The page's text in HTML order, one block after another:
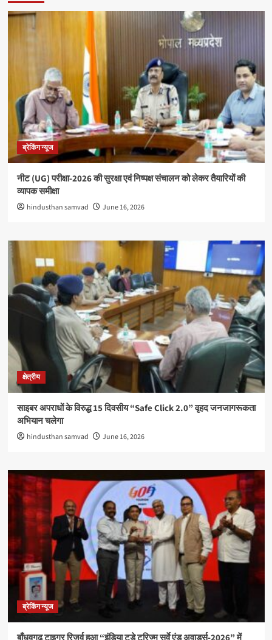
ब्रेकिंग न्यूज
नीट (UG) परीक्षा-2026 की सुरक्षा एवं निष्पक्ष संचालन को लेकर तैयारियों की
व्यापक समीक्षा
hindusthan samvad June 16, 2026
क्षेत्रीय
साइबर अपराधों के विरुद्ध 15 दिवसीय “Safe Click 2.0” वृहद जनजागरूकता
अभियान चलेगा
hindusthan samvad June 16, 2026
ब्रेकिंग न्यूज